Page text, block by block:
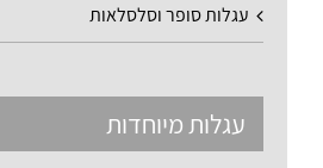
עגלות סופר וסלסלאות
עגלות מיוחדות